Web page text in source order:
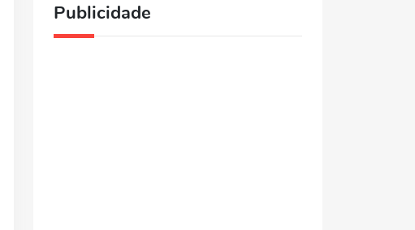
Publicidade